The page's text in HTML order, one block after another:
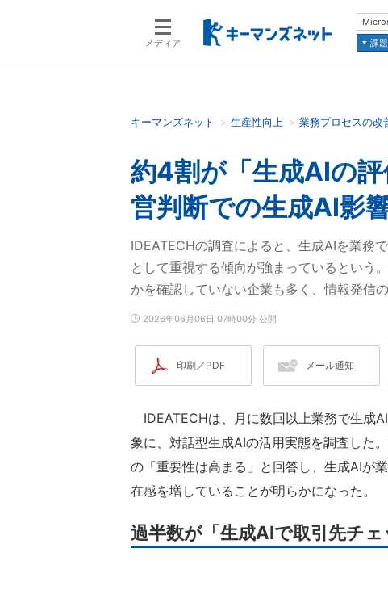
メディア
課
検索語を入力してください
キーマンズネット 生産性向上 業務プロセスの改
約4割が「生成AIの
営判断での生成AI影
IDEATECHの調査によると、生成AIを業務
として重視する傾向が強まっているという
かを確認していない企業も多く、情報発信
2026年06月06日 07時00分 公開
印刷／PDF メール通知
IDEATECHは、月に数回以上業務で生成
象に、対話型生成AIの活用実態を調査した
の「重要性は高まる」と回答し、生成AIが
在感を増していることが明らかになった。
過半数が「生成AIで取引先チ